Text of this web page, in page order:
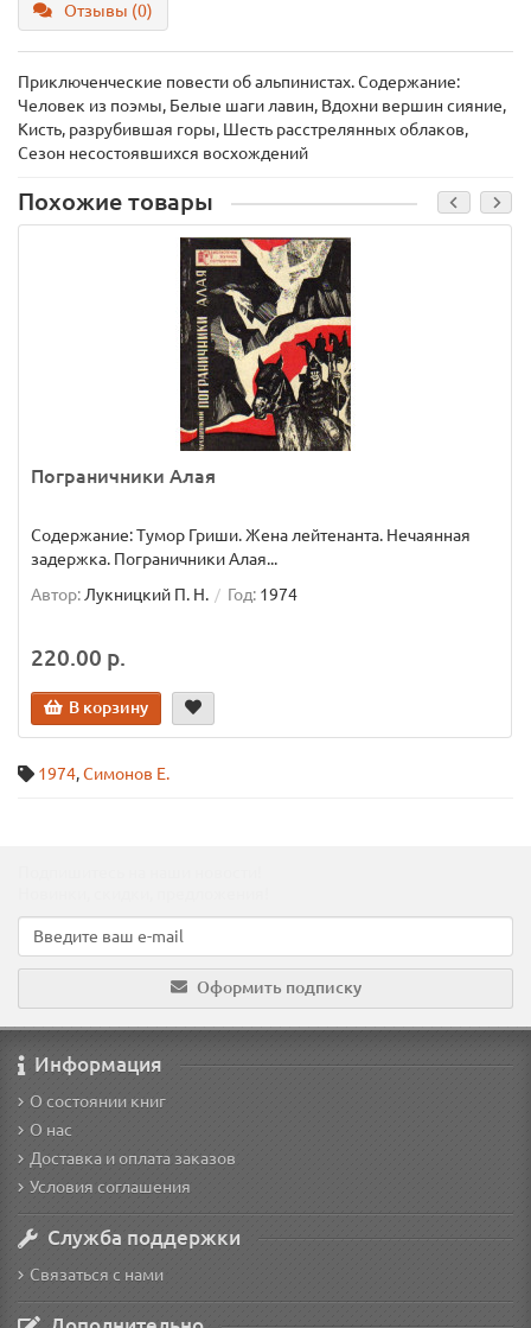
Отзывы (0)
Приключенческие повести об альпинистах. Содержание:
Человек из поэмы, Белые шаги лавин, Вдохни вершин сияние,
Кисть, разрубившая горы, Шесть расстрелянных облаков,
Сезон несостоявшихся восхождений
Похожие товары
Пограничники Алая
Содержание: Тумор Гриши. Жена лейтенанта. Нечаянная
задержка. Пограничники Алая...
Автор: Лукницкий П. Н. Год: 1974
220.00 р.
В корзину
1974,Симонов Е.
Оформить подписку
Информация
О состоянии книг
О нас
Доставка и оплата заказов
Условия соглашения
Служба поддержки
Связаться с нами